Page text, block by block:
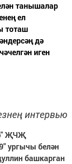
танышалар
ел
тоташ
дә
иген
интервью
ҖЧҖ
ургычы белән
башкарган